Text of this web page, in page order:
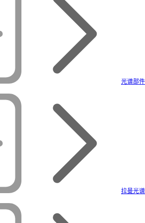
光谱部件
拉曼光谱